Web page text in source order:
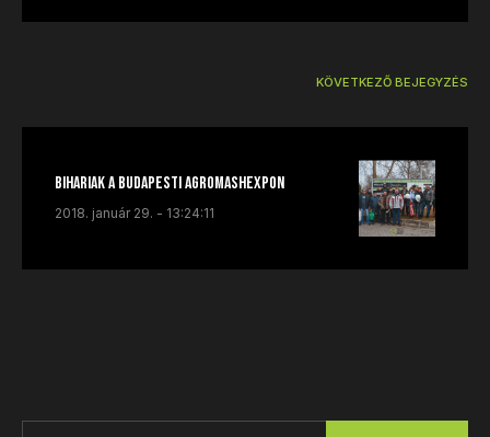
KÖVETKEZŐ BEJEGYZÉS
Bihariak a budapesti AGROmashEXPOn
2018. január 29. - 13:24:11